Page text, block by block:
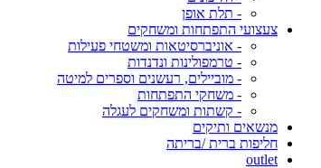
- תלת אופן
צעצועי התפתחות ומשחקים
- אוניברסיטאות ומשטחי פעילות
- טרמפולינות ונדנדות
- מוביילים, רעשנים וספרים למיטה
- משחקי התפתחות
- קשתות ומשחקים לעגלה
מנשאים ותיקים
חליפות ברית /בריתה
outlet